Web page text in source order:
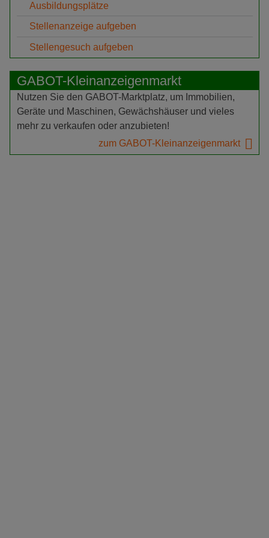
Ausbildungsplätze
Stellenanzeige aufgeben
Stellengesuch aufgeben
GABOT-Kleinanzeigenmarkt
Nutzen Sie den GABOT-Marktplatz, um Immobilien,
Geräte und Maschinen, Gewächshäuser und vieles
mehr zu verkaufen oder anzubieten!
zum GABOT-Kleinanzeigenmarkt